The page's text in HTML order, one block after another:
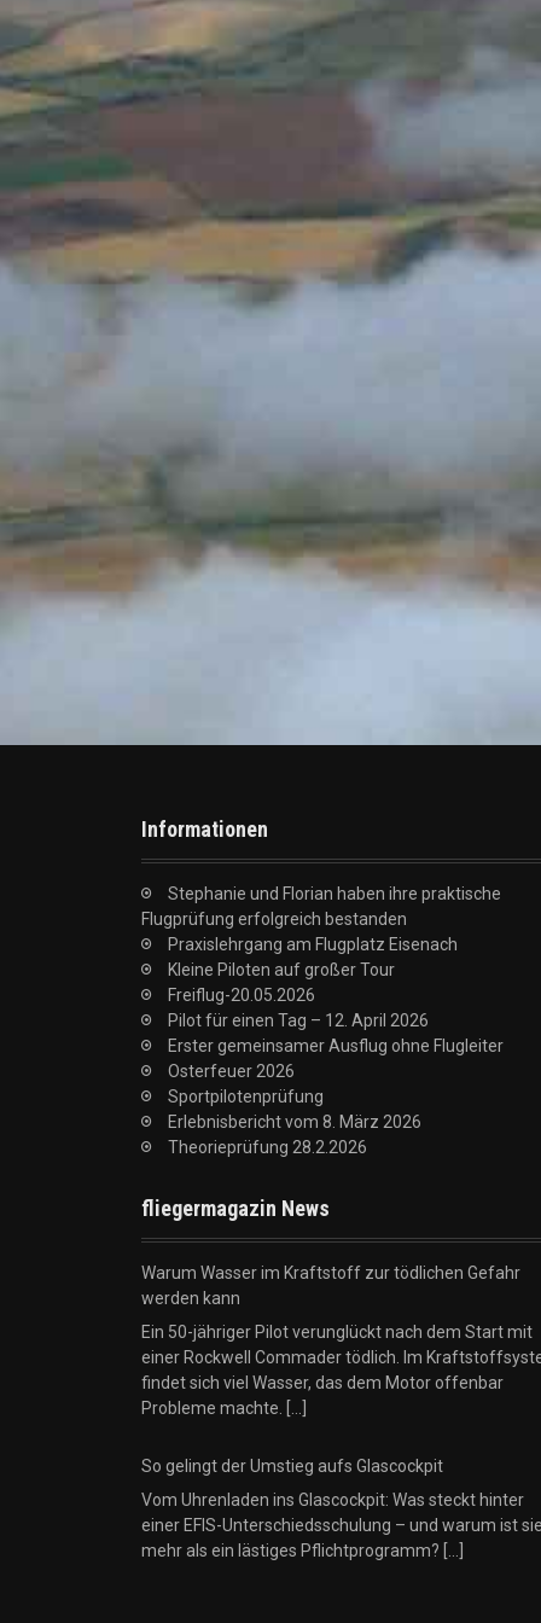
Informationen
Stephanie und Florian haben ihre praktische
Flugprüfung erfolgreich bestanden
Praxislehrgang am Flugplatz Eisenach
Kleine Piloten auf großer Tour
Freiflug-20.05.2026
Pilot für einen Tag – 12. April 2026
Erster gemeinsamer Ausflug ohne Flugleiter
Osterfeuer 2026
Sportpilotenprüfung
Erlebnisbericht vom 8. März 2026
Theorieprüfung 28.2.2026
fliegermagazin News
Warum Wasser im Kraftstoff zur tödlichen Gefahr
werden kann
Ein 50-jähriger Pilot verunglückt nach dem Start mit
einer Rockwell Commader tödlich. Im
findet sich viel Wasser, das dem Motor offenbar
Probleme machte. [...]
So gelingt der Umstieg aufs Glascockpit
Vom Uhrenladen ins Glascockpit: Was steckt hinter
einer EFIS-Unterschiedsschulung – und warum ist sie
mehr als ein lästiges Pflichtprogramm? [...]